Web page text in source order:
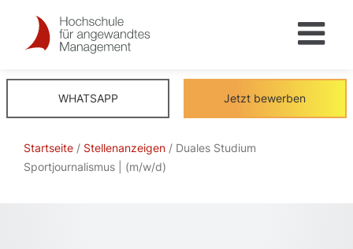
WHATSAPP Jetzt bewerben
Startseite/ Stellenanzeigen/ Duales Studium
Sportjournalismus | (m/w/d)